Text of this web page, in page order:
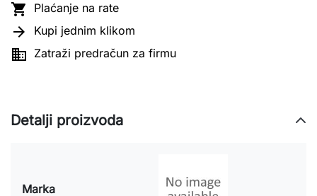
 Plaćanje na rate
 Kupi jednim klikom
 Zatraži predračun za firmu
Detalji proizvoda
Marka